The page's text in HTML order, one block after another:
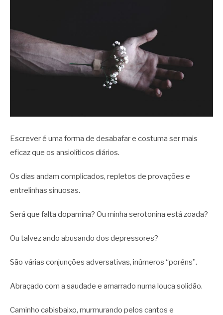
Escrever é uma forma de desabafar e costuma ser mais
eficaz que os ansiolíticos diários.
Os dias andam complicados, repletos de provações e
entrelinhas sinuosas.
Será que falta dopamina? Ou minha serotonina está zoada?
Ou talvez ando abusando dos depressores?
São várias conjunções adversativas, inúmeros “poréns”.
Abraçado com a saudade e amarrado numa louca solidão.
Caminho cabisbaixo, murmurando pelos cantos e